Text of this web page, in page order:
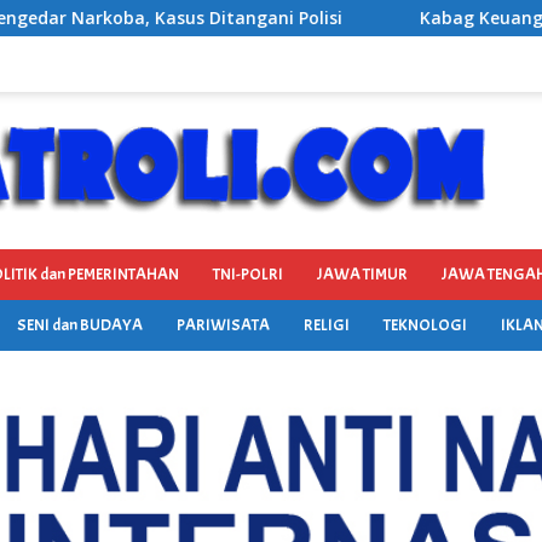
Kabag Keuangan DPRD Ponorogo Ditetapkan
dan PEMERINTAHAN TNI-POLRI JAWA TIMUR JAWA
SENI dan BUDAYA PARIWISATA RELIGI TEKNOLOGI